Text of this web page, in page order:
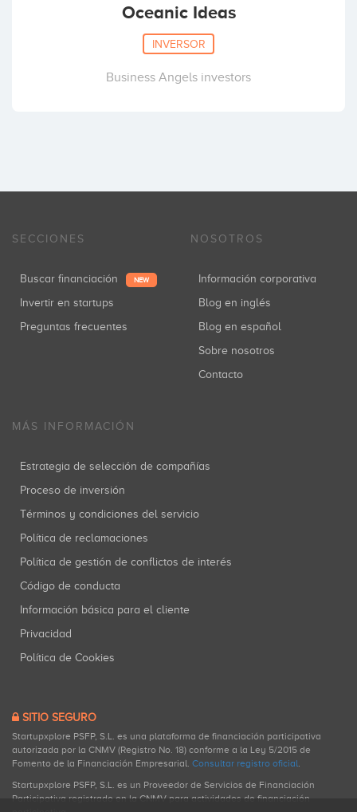
Oceanic Ideas
INVERSOR
Business Angels investors
SECCIONES
Buscar financiación NEW
Invertir en startups
Preguntas frecuentes
NOSOTROS
Información corporativa
Blog en inglés
Blog en español
Sobre nosotros
Contacto
MÁS INFORMACIÓN
Estrategia de selección de compañías
Proceso de inversión
Términos y condiciones del servicio
Política de reclamaciones
Política de gestión de conflictos de interés
Código de conducta
Información básica para el cliente
Privacidad
Política de Cookies
SITIO SEGURO
Startupxplore PSFP, S.L. es una plataforma de financiación participativa
autorizada por la CNMV (Registro No. 18) conforme a la Ley 5/2015 de
Fomento de la Financiación Empresarial. Consultar registro oficial.
Startupxplore PSFP, S.L. es un Proveedor de Servicios de Financiación
Participativa registrado en la CNMV para actividades de financiación